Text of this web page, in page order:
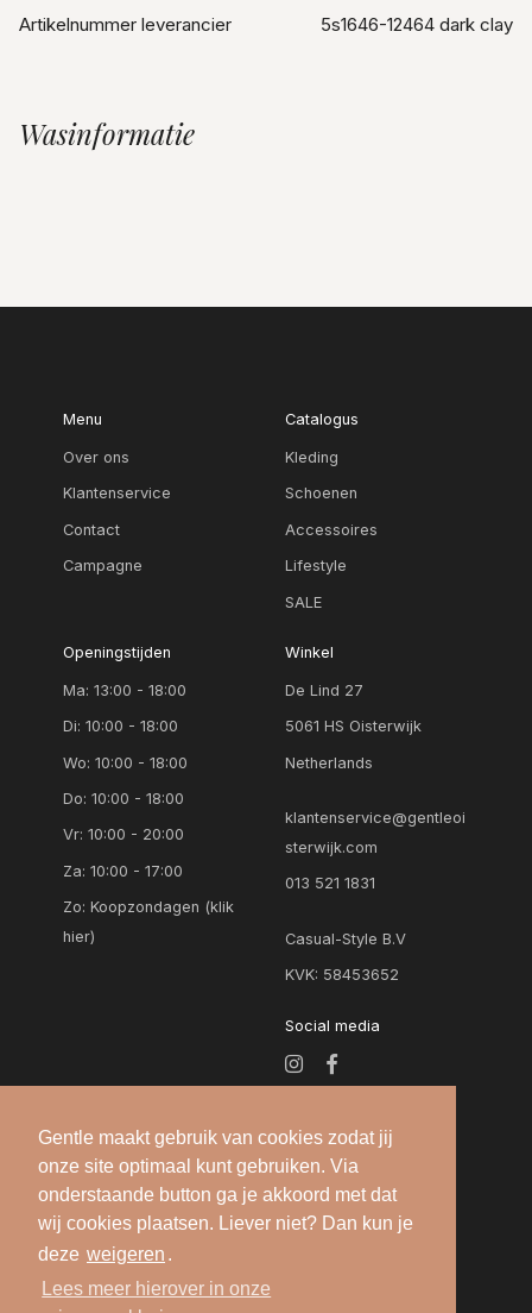
Gentle maakt gebruik van cookies zodat jij
onze site optimaal kunt gebruiken. Via
onderstaande button ga je akkoord met dat
wij cookies plaatsen. Liever niet? Dan kun je
deze weigeren .
Lees meer hierover in onze
Artikelnummer leverancier 5s1646-12464 dark clay
Wasinformatie
Menu
Over ons
Klantenservice
Contact
Campagne
Catalogus
Kleding
Schoenen
Accessoires
Lifestyle
SALE
Openingstijden
Ma: 13:00 - 18:00
Di: 10:00 - 18:00
Wo: 10:00 - 18:00
Do: 10:00 - 18:00
Vr: 10:00 - 20:00
Za: 10:00 - 17:00
Zo:Koopzondagen (klik
hier)
Winkel
De Lind 27
5061 HS Oisterwijk
Netherlands
klantenservice@gentleoi
sterwijk.com
013 521 1831
Casual-Style B.V
KVK: 58453652
Social media
Alle rechten voorbehouden — 2026 © Gentle
Oisterwijk |Algemene voorwaarden